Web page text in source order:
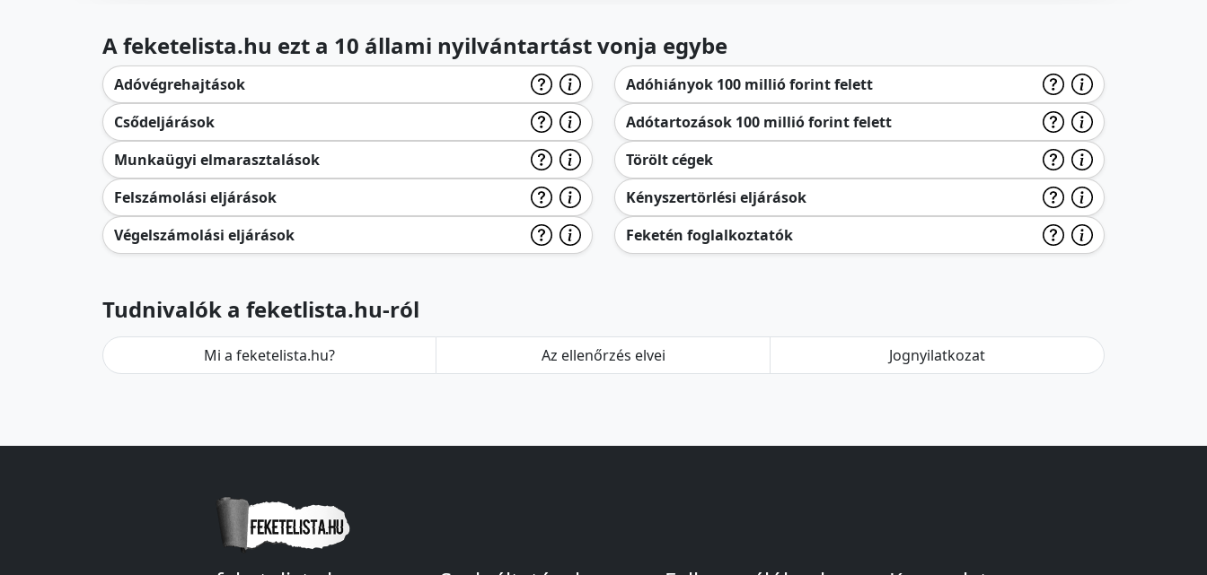
A feketelista.hu ezt a 10 állami nyilvántartást vonja egybe
Adóvégrehajtások
Csődeljárások
Munkaügyi elmarasztalások
Felszámolási eljárások
Végelszámolási eljárások
Adóhiányok 100 millió forint felett
Adótartozások 100 millió forint felett
Törölt cégek
Kényszertörlési eljárások
Feketén foglalkoztatók
Tudnivalók a feketlista.hu-ról
Mi a feketelista.hu? Az ellenőrzés elvei Jognyilatkozat